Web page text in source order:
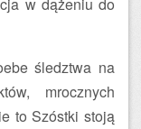
śledztwa na
mrocznych
to Szóstki stoją